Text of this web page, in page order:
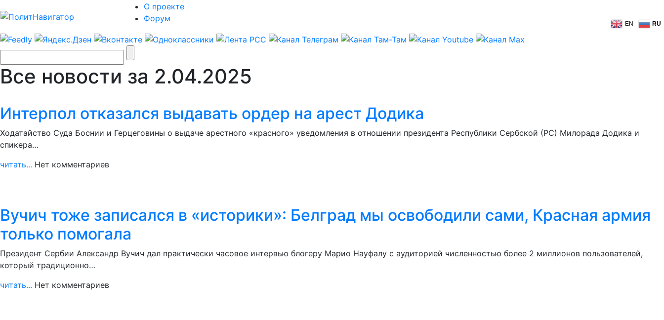
О проекте
Форум
EN RU
Все новости за 2.04.2025
Интерпол отказался выдавать ордер на арест Додика
Ходатайство Суда Боснии и Герцеговины о выдаче арестного «красного» уведомления в отношении президента Республики Сербской (РС) Милорада Додика и
спикера…
читать... Нет комментариев
Вучич тоже записался в «историки»: Белград мы освободили сами, Красная армия
только помогала
Президент Сербии Александр Вучич дал практически часовое интервью блогеру Марио Науфалу с аудиторией численностью более 2 миллионов пользователей,
который традиционно…
читать... Нет комментариев